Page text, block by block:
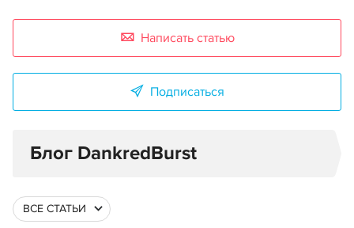
Написать статью
Подписаться
Блог DankredBurst
ВСЕ СТАТЬИ